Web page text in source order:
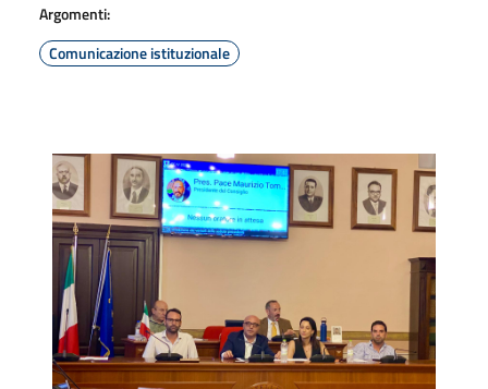
Argomenti:
Comunicazione istituzionale